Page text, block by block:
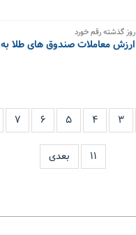
روز گذشته رقم خورد
ارزش معاملات صندوق های طلا به ۸ همت رسید
۳ ۴ ۵ ۶ ۷
۱۱ بعدی